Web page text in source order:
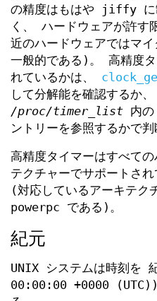
の精度はもはや jiffy に
く、 ハードウェアが許
近のハードウェアではマ
一般的である)。 高精度タ
れているかは、
して分解能を確認するか、
/proc/timer_list 内
ントリーを参照するかで判
高精度タイマーはすべて
テクチャーでサポートさ
(対応しているアーキテ
powerpc である)。
紀元
UNIX システムは時刻を
00:00:00 +0000 (UTC))